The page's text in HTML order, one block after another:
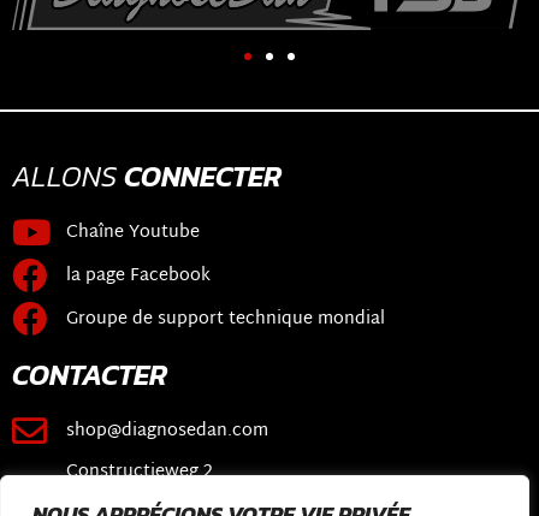
ALLONSCONNECTER
Chaîne Youtube
la page Facebook
Groupe de support technique mondial
CONTACTER
shop@diagnosedan.com
Constructieweg 2
3641 SB Mijdrecht